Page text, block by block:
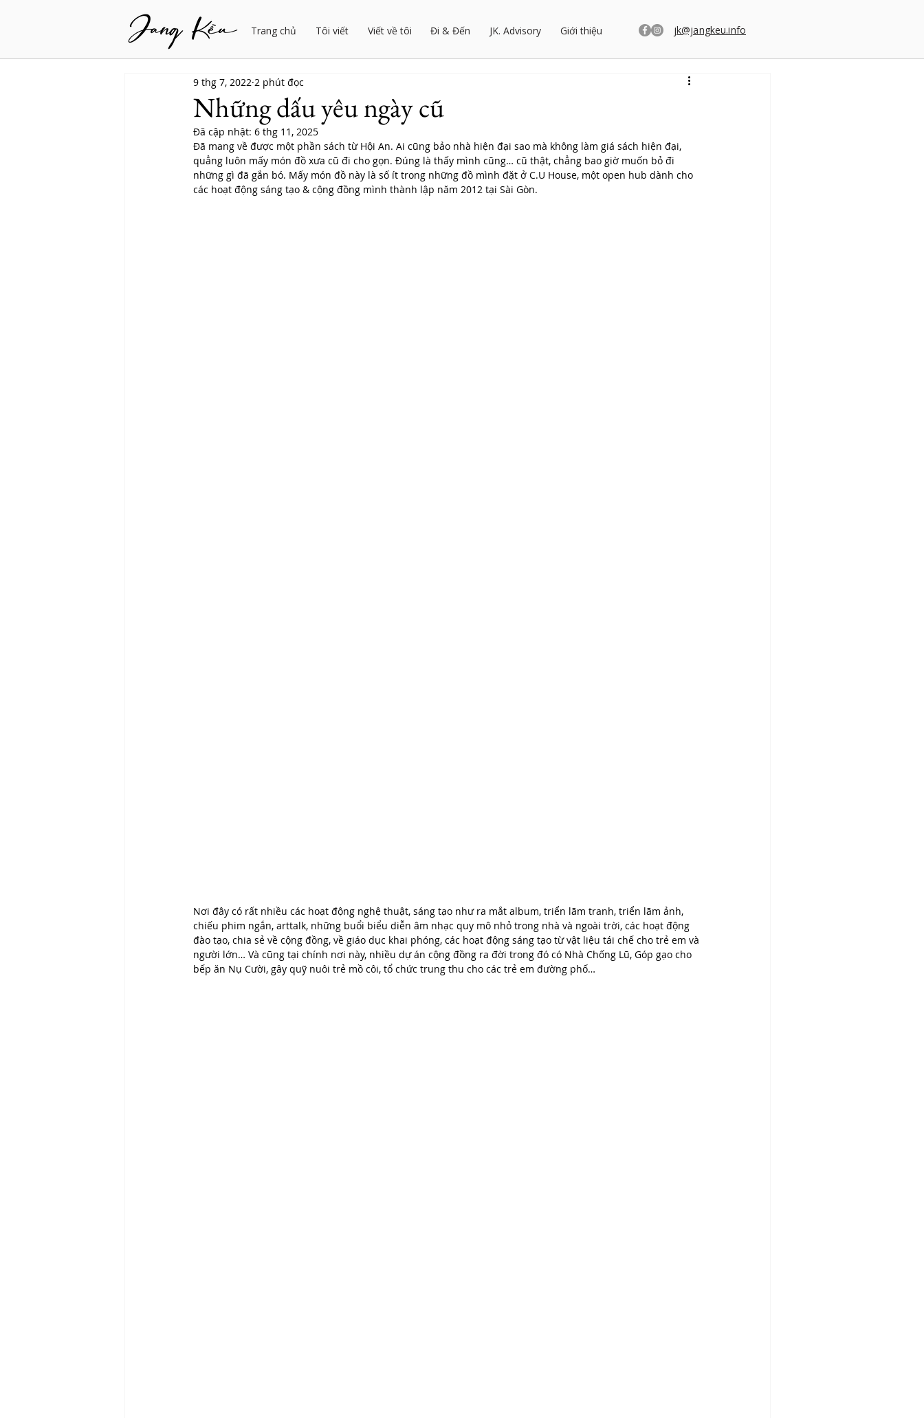
Trang chủ Tôi viết Viết về tôi Đi & Đến JK. Advisory Giới thiệu jk@jangkeu.info
Những dấu yêu ngày cũ
9 thg 7, 2022 2 phút đọc
Đã cập nhật: 6 thg 11, 2025
Đã mang về được một phần sách từ Hội An. Ai cũng bảo nhà hiện đại sao mà không làm giá sách hiện đại,
quẳng luôn mấy món đồ xưa cũ đi cho gọn. Đúng là thấy mình cũng… cũ thật, chẳng bao giờ muốn bỏ đi
những gì đã gắn bó. Mấy món đồ này là số ít trong những đồ mình đặt ở C.U House, một open hub dành cho
các hoạt động sáng tạo & cộng đồng mình thành lập năm 2012 tại Sài Gòn.
Nơi đây có rất nhiều các hoạt động nghệ thuật, sáng tạo như ra mắt album, triển lãm tranh, triển lãm ảnh,
chiếu phim ngắn, arttalk, những buổi biểu diễn âm nhạc quy mô nhỏ trong nhà và ngoài trời, các hoạt động
đào tạo, chia sẻ về cộng đồng, về giáo dục khai phóng, các hoạt động sáng tạo từ vật liệu tái chế cho trẻ em và
người lớn… Và cũng tại chính nơi này, nhiều dự án cộng đồng ra đời trong đó có Nhà Chống Lũ, Góp gạo cho
bếp ăn Nụ Cười, gây quỹ nuôi trẻ mồ côi, tổ chức trung thu cho các trẻ em đường phố…